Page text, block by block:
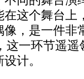
这个舞台上
，是一件非
这一环节遥
计。